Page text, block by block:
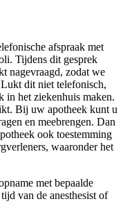
afspraak met
Tijdens dit gesprek
nagevraagd, zodat we
dit niet telefonisch,
in het ziekenhuis maken.
Bij uw apotheek kunt u
en meebrengen. Dan
ook toestemming
waaronder het
met bepaalde
van de anesthesist of